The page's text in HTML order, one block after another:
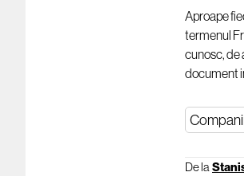
Aproape
termenul
cunosc, de
document
De la